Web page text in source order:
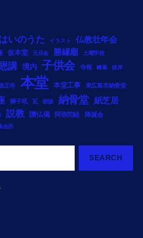
いのうた イラスト
仏教壮年会
仮本堂 元旦会 勝縁廟 土曜学校
講 境内 子供会 寺報 幔幕 彼岸
正寺 本堂 本堂工事 東広島市納骨堂
獅子吼 瓦 節談 納骨堂 紙芝居
説教 讃仏偈 阿弥陀経 降誕会
会所